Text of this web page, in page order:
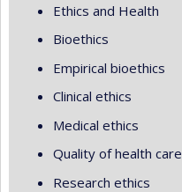
Ethics and Health
Bioethics
Empirical bioethics
Clinical ethics
Medical ethics
Quality of health care
Research ethics